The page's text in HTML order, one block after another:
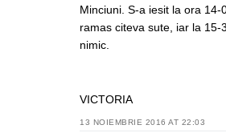
Minciuni. S-a iesit la ora
ramas citeva sute, iar la 15-
nimic.
VICTORIA
13 NOIEMBRIE 2016 AT 22:03